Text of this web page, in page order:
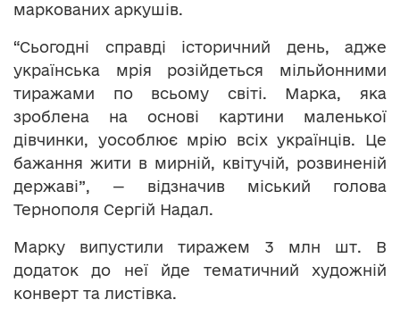
маркованих аркушів.
“Сьогодні справді історичний день, адже
українська мрія розійдеться мільйонними
тиражами по всьому світі. Марка, яка
зроблена на основі картини маленької
дівчинки, уособлює мрію всіх українців. Це
бажання жити в мирній, квітучій, розвиненій
державі”, — відзначив міський голова
Тернополя Сергій Надал.
Марку випустили тиражем 3 млн шт. В
додаток до неї йде тематичний художній
конверт та листівка.